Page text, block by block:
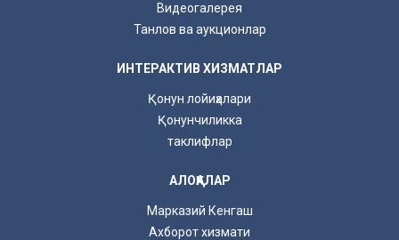
Видеогалерея
Танлов ва аукционлар
ИНТЕРАКТИВ ХИЗМАТЛАР
Қонун лойиҳалари
Қонунчиликка
таклифлар
АЛОҚАЛАР
Марказий Кенгаш
Ахборот хизмати